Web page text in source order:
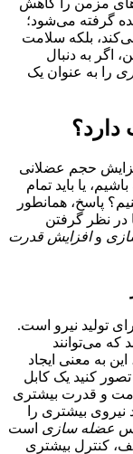
مزمن را کاهش
گرفته می‌شود؛
بلکه سلامت
اگر به دنبال
را به عنوان یک
دارد؟
حجم عضلانی
یا باید تمام
پاسخ، همانطور
در نظر گرفتن
وافزایش قدرت
تولید نیرو است.
که می‌توانند
این به معنی ایجاد
کنید یک کابل
و قدرت بیشتری
بیشتری را
عضله سازی است
کنترل بیشتری